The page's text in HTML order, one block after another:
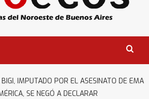
IMPUTADO POR EL ASESINATO DE EMA
SE NEGÓ A DECLARAR